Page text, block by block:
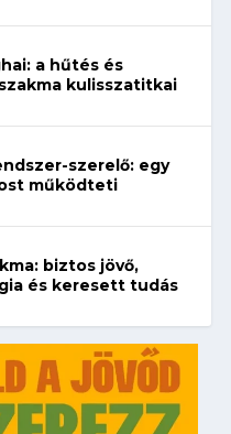
a hűtés és
kulisszatitkai
szerelő: egy
működteti
biztos jövő,
és keresett tudás